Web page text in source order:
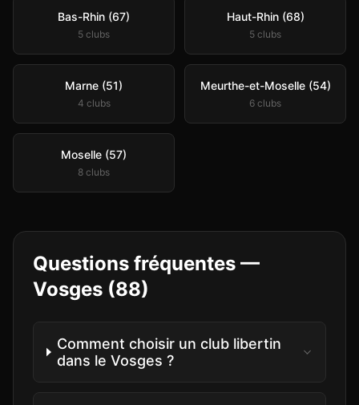
Bas-Rhin (67)
5 clubs
Haut-Rhin (68)
5 clubs
Marne (51)
4 clubs
Meurthe-et-Moselle (54)
6 clubs
Moselle (57)
8 clubs
Questions fréquentes —
Vosges (88)
Comment choisir un club libertin
dans le Vosges ?